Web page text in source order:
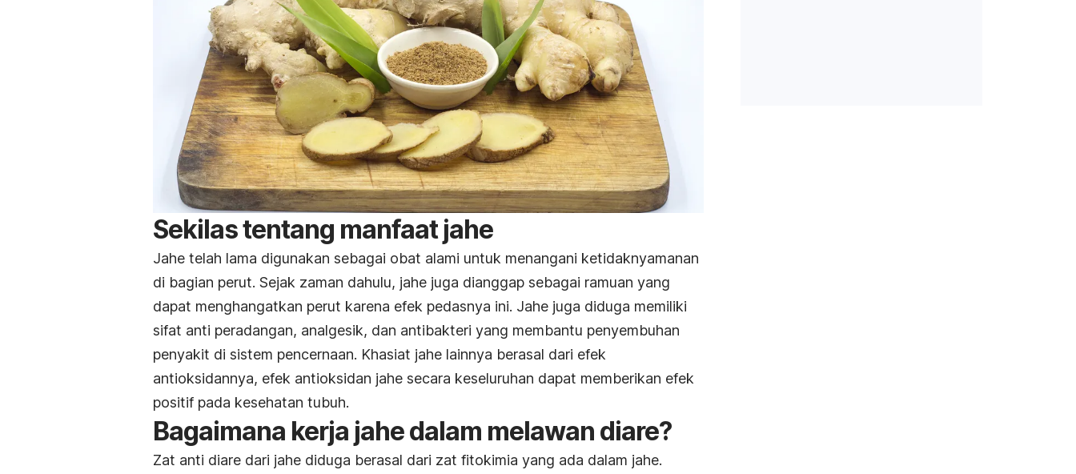
Sekilas tentang manfaat jahe
Jahe telah lama digunakan sebagai obat alami untuk menangani ketidaknyamanan
di bagian perut. Sejak zaman dahulu, jahe juga dianggap sebagai ramuan yang
dapat menghangatkan perut karena efek pedasnya ini. Jahe juga diduga memiliki
sifat anti peradangan, analgesik, dan antibakteri yang membantu penyembuhan
penyakit di sistem pencernaan. Khasiat jahe lainnya berasal dari efek
antioksidannya, efek antioksidan jahe secara keseluruhan dapat memberikan efek
positif pada kesehatan tubuh.
Bagaimana kerja jahe dalam melawan diare?
Zat anti diare dari jahe diduga berasal dari zat fitokimia yang ada dalam jahe.